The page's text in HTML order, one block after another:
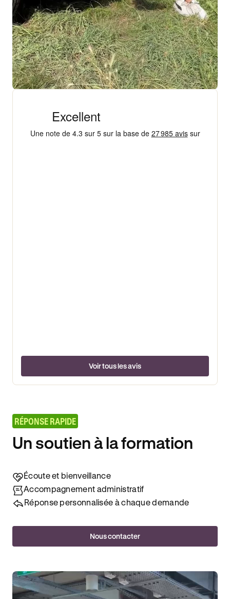
Voir tous les avis
RÉPONSE RAPIDE
Un soutien à la formation
Écoute et bienveillance
Accompagnement administratif
Réponse personnalisée à chaque demande
Nous contacter